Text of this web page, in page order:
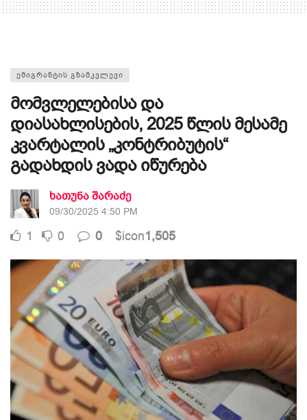
ᲔᲛᲘᲒᲠᲐᲜᲢᲘᲡ ᲒᲖᲐᲛᲙᲕᲚᲔᲕᲘ
მომვლელებისა და
დიასახლისების, 2025 წლის მესამე
კვარტალის „კონტრიბუტის“
გადახდის ვადა იწურება
ხათუნა შარაძე
09/30/2025 4:50 PM
1 0 0 $icon1,505